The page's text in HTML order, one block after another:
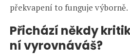
překvapení to funguje výborně.
Přichází někdy
ní vyrovnáváš?